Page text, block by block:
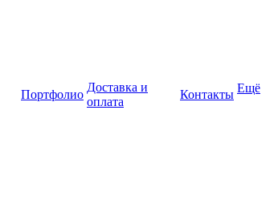
Портфолио
Доставка и
оплата
Контакты Ещё